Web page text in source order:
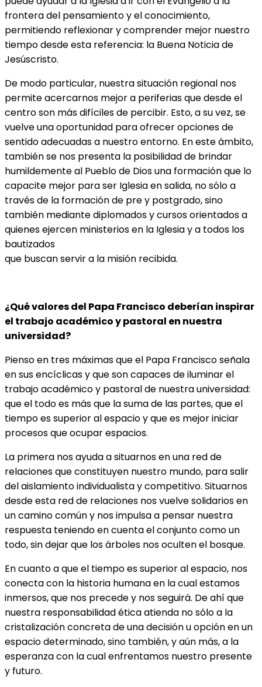
frontera del pensamiento y el conocimiento,
permitiendo reflexionar y comprender mejor nuestro
tiempo desde esta referencia: la Buena Noticia de
Jesúscristo.
De modo particular, nuestra situación regional nos
permite acercarnos mejor a periferias que desde el
centro son más difíciles de percibir. Esto, a su vez, se
vuelve una oportunidad para ofrecer opciones de
sentido adecuadas a nuestro entorno. En este ámbito,
también se nos presenta la posibilidad de brindar
humildemente al Pueblo de Dios una formación que lo
capacite mejor para ser Iglesia en salida, no sólo a
través de la formación de pre y postgrado, sino
también mediante diplomados y cursos orientados a
quienes ejercen ministerios en la Iglesia y a todos los
bautizados
que buscan servir a la misión recibida.
¿Qué valores del Papa Francisco deberían inspirar
el trabajo académico y pastoral en nuestra
universidad?
Pienso en tres máximas que el Papa Francisco señala
en sus encíclicas y que son capaces de iluminar el
trabajo académico y pastoral de nuestra universidad:
que el todo es más que la suma de las partes, que el
tiempo es superior al espacio y que es mejor iniciar
procesos que ocupar espacios.
La primera nos ayuda a situarnos en una red de
relaciones que constituyen nuestro mundo, para salir
del aislamiento individualista y competitivo. Situarnos
desde esta red de relaciones nos vuelve solidarios en
un camino común y nos impulsa a pensar nuestra
respuesta teniendo en cuenta el conjunto como un
todo, sin dejar que los árboles nos oculten el bosque.
En cuanto a que el tiempo es superior al espacio, nos
conecta con la historia humana en la cual estamos
inmersos, que nos precede y nos seguirá. De ahí que
nuestra responsabilidad ética atienda no sólo a la
cristalización concreta de una decisión u opción en un
espacio determinado, sino también, y aún más, a la
esperanza con la cual enfrentamos nuestro presente
y futuro.